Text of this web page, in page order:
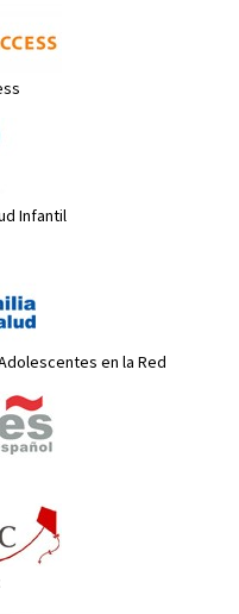
Infantil
en la Red